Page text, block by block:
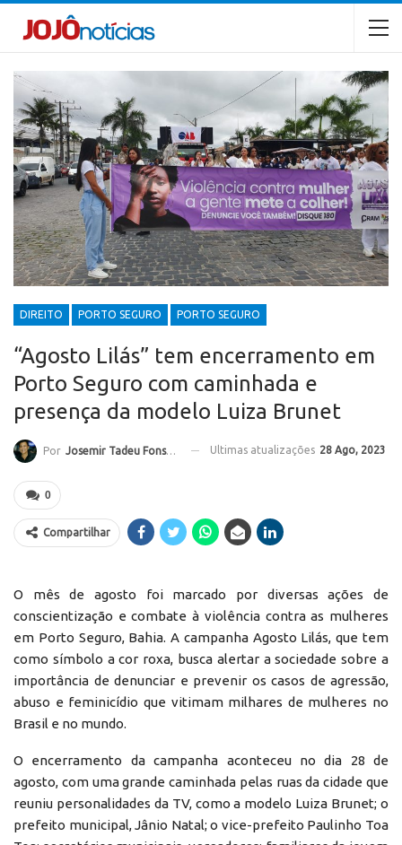
DIREITO PORTO SEGURO PORTO SEGURO
“Agosto Lilás” tem encerramento em
Porto Seguro com caminhada e
presença da modelo Luiza Brunet
Por Josemir Tadeu Fonseca Ultimas atualizações 28 Ago, 2023
0
Compartilhar
O mês de agosto foi marcado por diversas ações de
conscientização e combate à violência contra as mulheres
em Porto Seguro, Bahia. A campanha Agosto Lilás, que tem
como símbolo a cor roxa, busca alertar a sociedade sobre a
importância de denunciar e prevenir os casos de agressão,
abuso e feminicídio que vitimam milhares de mulheres no
Brasil e no mundo.
O encerramento da campanha aconteceu no dia 28 de
agosto, com uma grande caminhada pelas ruas da cidade que
reuniu personalidades da TV, como a modelo Luiza Brunet; o
prefeito municipal, Jânio Natal; o vice-prefeito Paulinho Toa